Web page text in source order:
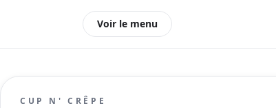
Voir le menu
CUP N' CRÊPE